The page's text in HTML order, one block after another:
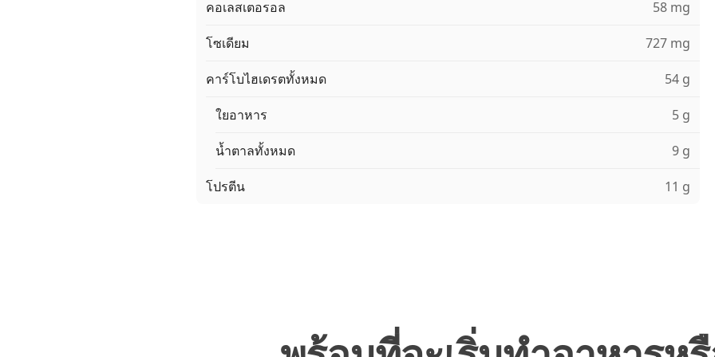
คอเลสเตอรอล 58 mg
โซเดียม 727 mg
คาร์โบไฮเดรตทั้งหมด 54 g
ใยอาหาร 5 g
น้ำตาลทั้งหมด 9 g
โปรตีน 11 g